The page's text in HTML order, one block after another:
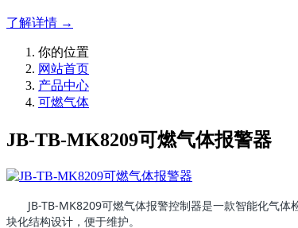
了解详情 →
你的位置
网站首页
产品中心
可燃气体
JB-TB-MK8209可燃气体报警器
JB-TB-MK8209可燃气体报警控制器是一款智能化气
块化结构设计，便于维护。